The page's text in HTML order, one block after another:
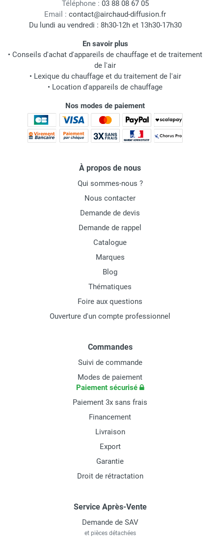
Téléphone : 03 88 08 67 05
Email : contact@airchaud-diffusion.fr
Du lundi au vendredi : 8h30-12h et 13h30-17h30
En savoir plus
• Conseils d'achat d'appareils de chauffage et de traitement
de l'air
• Lexique du chauffage et du traitement de l'air
• Location d'appareils de chauffage
Nos modes de paiement
À propos de nous
Qui sommes-nous ?
Nous contacter
Demande de devis
Demande de rappel
Catalogue
Marques
Blog
Thématiques
Foire aux questions
Ouverture d'un compte professionnel
Commandes
Suivi de commande
Modes de paiement
Paiement sécurisé
Paiement 3x sans frais
Financement
Livraison
Export
Garantie
Droit de rétractation
Service Après-Vente
Demande de SAV
et pièces détachées